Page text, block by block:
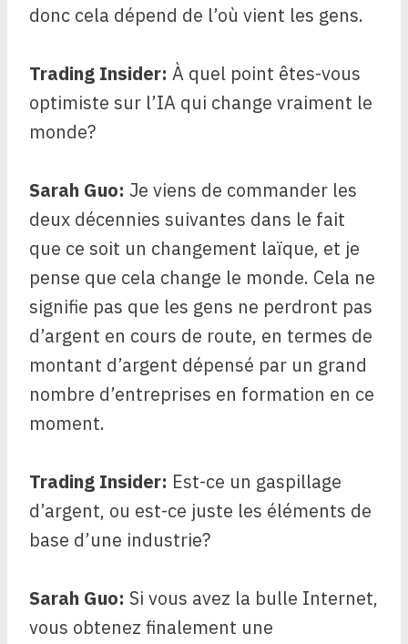
donc cela dépend de l’où vient les gens.
Trading Insider: À quel point êtes-vous
optimiste sur l’IA qui change vraiment le
monde?
Sarah Guo: Je viens de commander les
deux décennies suivantes dans le fait
que ce soit un changement laïque, et je
pense que cela change le monde. Cela ne
signifie pas que les gens ne perdront pas
d’argent en cours de route, en termes de
montant d’argent dépensé par un grand
nombre d’entreprises en formation en ce
moment.
Trading Insider: Est-ce un gaspillage
d’argent, ou est-ce juste les éléments de
base d’une industrie?
Sarah Guo: Si vous avez la bulle Internet,
vous obtenez finalement une